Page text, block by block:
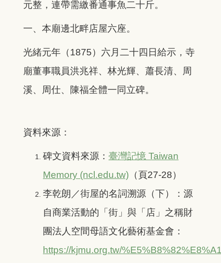
元整，連帶需繳番通事魚二十斤。
一、本廟邊北畔店屋六座。
光緒元年（1875）六月二十四日給示，寺
廟董事職員洪兆祥、林光輝、蕭長清、周
溪、周仕、陳福全體一同立碑。
資料來源：
碑文資料來源： 臺灣記憶 Taiwan
Memory (ncl.edu.tw) （頁27-28）
李乾朗／街屋的名詞溯源（下）：源
自商業活動的「街」與「店」之稱財
團法人空間母語文化藝術基金會：
https://kjmu.org.tw/